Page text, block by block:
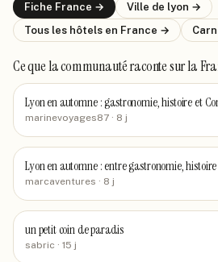
Fiche France → Ville de lyon →
Tous les hôtels en France →
Ce que la communauté racontesur la
Lyon en automne : gastronomie, histoire et
marinevoyages87 · 8 j
Lyon en automne : entre gastronomie,
marcaventures · 8 j
un petit coin de paradis
sabric · 15 j